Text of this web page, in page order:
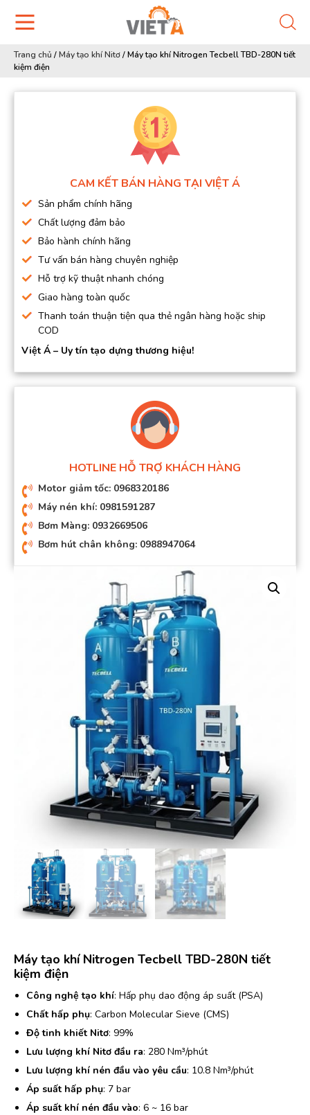
Trang chủ /Máy tạo khí Nitơ/Máy tạo khí Nitrogen Tecbell TBD-280N tiết
kiệm điện
CAM KẾT BÁN HÀNG TẠI VIỆT Á
Sản phẩm chính hãng
Chất lượng đảm bảo
Bảo hành chính hãng
Tư vấn bán hàng chuyên nghiệp
Hỗ trợ kỹ thuật nhanh chóng
Giao hàng toàn quốc
Thanh toán thuận tiện qua thẻ ngân hàng hoặc ship
COD
Việt Á – Uy tín tạo dựng thương hiệu!
HOTLINE HỖ TRỢ KHÁCH HÀNG
Motor giảm tốc: 0968320186
Máy nén khí: 0981591287
Bơm Màng: 0932669506
Bơm hút chân không: 0988947064
Máy tạo khí Nitrogen Tecbell TBD-280N tiết
kiệm điện
Công nghệ tạo khí: Hấp phụ dao động áp suất (PSA)
Chất hấp phụ: Carbon Molecular Sieve (CMS)
Độ tinh khiết Nitơ: 99%
Lưu lượng khí Nitơ đầu ra: 280 Nm³/phút
Lưu lượng khí nén đầu vào yêu cầu: 10.8 Nm³/phút
Áp suất hấp phụ: 7 bar
Áp suất khí nén đầu vào: 6 ~ 16 bar